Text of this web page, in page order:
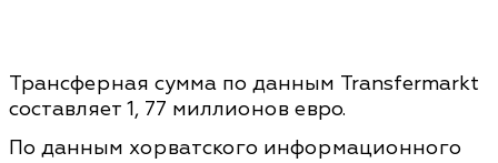
Трансферная сумма по данным Transfermarkt
составляет 1, 77 миллионов евро.
По данным хорватского информационного